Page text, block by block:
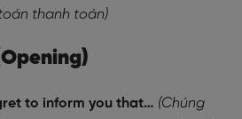
thanh toán)
to inform you that… (Chúng